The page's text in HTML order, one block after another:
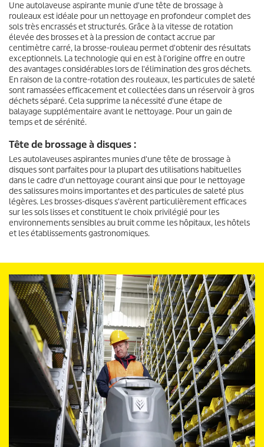
Une autolaveuse aspirante munie d'une tête de brossage à
rouleaux est idéale pour un nettoyage en profondeur complet des
sols très encrassés et structurés. Grâce à la vitesse de rotation
élevée des brosses et à la pression de contact accrue par
centimètre carré, la brosse-rouleau permet d'obtenir des résultats
exceptionnels. La technologie qui en est à l'origine offre en outre
des avantages considérables lors de l'élimination des gros déchets.
En raison de la contre-rotation des rouleaux, les particules de saleté
sont ramassées efficacement et collectées dans un réservoir à gros
déchets séparé. Cela supprime la nécessité d'une étape de
balayage supplémentaire avant le nettoyage. Pour un gain de
temps et de sérénité.
Tête de brossage à disques :
Les autolaveuses aspirantes munies d'une tête de brossage à
disques sont parfaites pour la plupart des utilisations habituelles
dans le cadre d'un nettoyage courant ainsi que pour le nettoyage
des salissures moins importantes et des particules de saleté plus
légères. Les brosses-disques s'avèrent particulièrement efficaces
sur les sols lisses et constituent le choix privilégié pour les
environnements sensibles au bruit comme les hôpitaux, les hôtels
et les établissements gastronomiques.